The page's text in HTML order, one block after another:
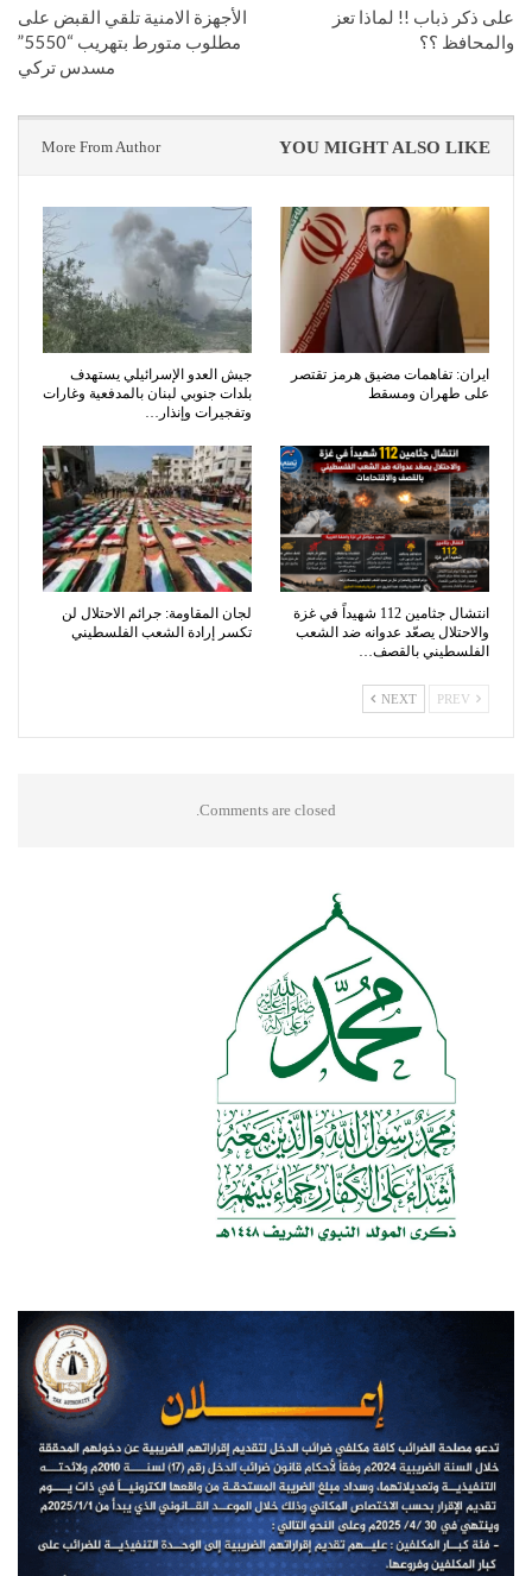
على ذكر ذباب !! لماذا تعز
والمحافظ ؟؟
الأجهزة الامنية تلقي القبض على
مطلوب متورط بتهريب “5550”
مسدس تركي
YOU MIGHT ALSO LIKE
More From Author
ايران: تفاهمات مضيق هرمز تقتصر
على طهران ومسقط
جيش العدو الإسرائيلي يستهدف
بلدات جنوبي لبنان بالمدفعية وغارات
وتفجيرات وإنذار…
انتشال جثامين 112 شهيداً في غزة
والاحتلال يصعّد عدوانه ضد الشعب
الفلسطيني بالقصف…
لجان المقاومة: جرائم الاحتلال لن
تكسر إرادة الشعب الفلسطيني
NEXT
Comments are closed.